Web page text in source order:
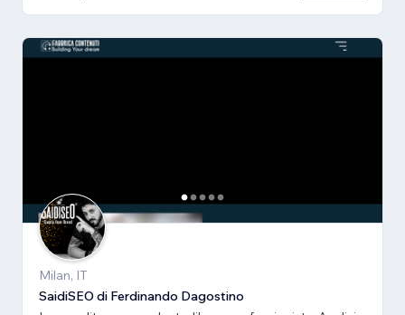
Milan, IT
SaidiSEO di Ferdinando Dagostino